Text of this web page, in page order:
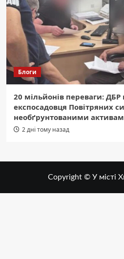
Блоги
20 мільйонів переваги:
експосадовця Повітряних
необґрунтованими
2 дні тому назад
Copyright © У місті